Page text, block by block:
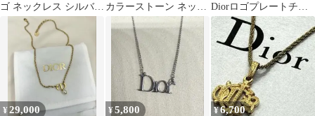
ゴ ネックレス シルバー カラーストーン ネック
レス 美品
Diorロゴプレートチャ
ームハートレディース
ネックレス_165
¥29,000 ¥5,800 ¥6,700